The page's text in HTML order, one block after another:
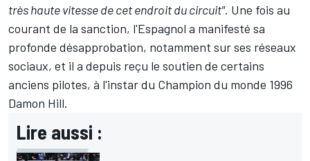
très haute vitesse de cet endroit du circuit". Une fois au
courant de la sanction, l'Espagnol a manifesté sa
profonde désapprobation, notamment sur ses réseaux
sociaux, et il a depuis reçu le soutien de certains
anciens pilotes, à l'instar du Champion du monde 1996
Damon Hill.
Lire aussi :